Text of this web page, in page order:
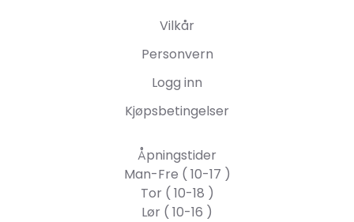
Vilkår
Personvern
Logg inn
Kjøpsbetingelser
Åpningstider
Man-Fre ( 10-17 )
Tor ( 10-18 )
Lør ( 10-16 )